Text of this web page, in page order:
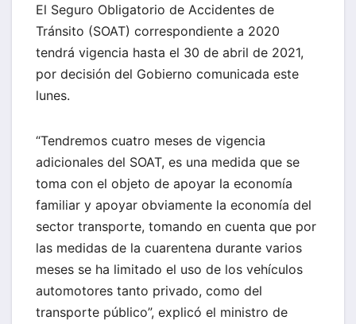
El Seguro Obligatorio de Accidentes de
Tránsito (SOAT) correspondiente a 2020
tendrá vigencia hasta el 30 de abril de 2021,
por decisión del Gobierno comunicada este
lunes.
“Tendremos cuatro meses de vigencia
adicionales del SOAT, es una medida que se
toma con el objeto de apoyar la economía
familiar y apoyar obviamente la economía del
sector transporte, tomando en cuenta que por
las medidas de la cuarentena durante varios
meses se ha limitado el uso de los vehículos
automotores tanto privado, como del
transporte público”, explicó el ministro de